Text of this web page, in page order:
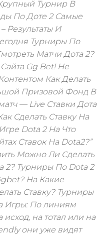
Турнир В
По Доте 2 Самые
Результаты И
Турниры По
Матчи Дота 2?
Gg Bet! Не
Как Делать
Призовой Фонд В
— Live Ставки Дота
Сделать Ставку На
Dota 2 На Что
Ставок На Dota2?”
Можно Ли Сделать
2? Турниры По Dota 2
На Какие
Ставку? Турниры
Игры: По линиям
исход, на тотал или на
они уже видят